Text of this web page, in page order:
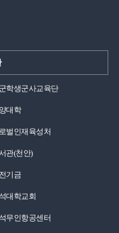
학생군사교육단
대학
벌인재육성처
관(천안)
기금
대학교회
무인항공센터